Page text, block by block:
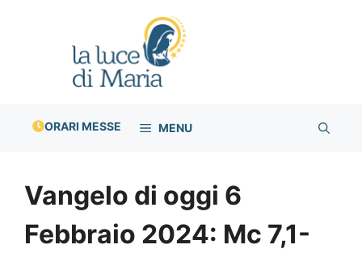
ORARI MESSE MENU
Vangelo di oggi 6
Febbraio 2024: Mc 7,1-